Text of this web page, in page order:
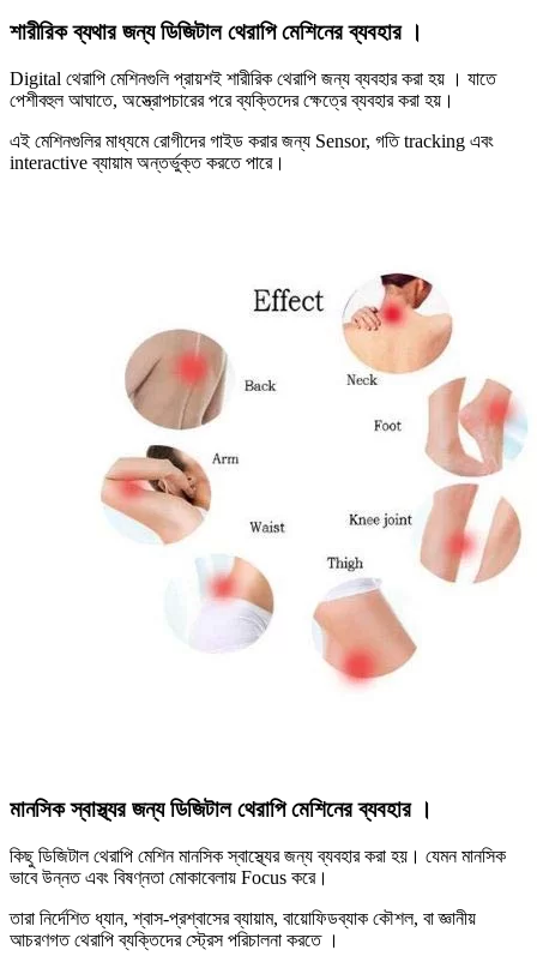
শারীরিক ব্যথার জন্য ডিজিটাল থেরাপি মেশিনের ব্যবহার ।
Digital থেরাপি মেশিনগুলি প্রায়শই শারীরিক থেরাপি জন্য ব্যবহার করা হয় । যাতে
পেশীবহুল আঘাতে, অস্ত্রোপচারের পরে ব্যক্তিদের ক্ষেত্রে ব্যবহার করা হয়।
এই মেশিনগুলির মাধ্যমে রোগীদের গাইড করার জন্য Sensor, গতি tracking এবং
interactive ব্যায়াম অন্তর্ভুক্ত করতে পারে।
মানসিক স্বাস্থ্যর জন্য ডিজিটাল থেরাপি মেশিনের ব্যবহার ।
কিছু ডিজিটাল থেরাপি মেশিন মানসিক স্বাস্থ্যের জন্য ব্যবহার করা হয়। যেমন মানসিক
ভাবে উন্নত এবং বিষণ্নতা মোকাবেলায় Focus করে।
তারা নির্দেশিত ধ্যান, শ্বাস-প্রশ্বাসের ব্যায়াম, বায়োফিডব্যাক কৌশল, বা জ্ঞানীয়
আচরণগত থেরাপি ব্যক্তিদের স্ট্রেস পরিচালনা করতে ।